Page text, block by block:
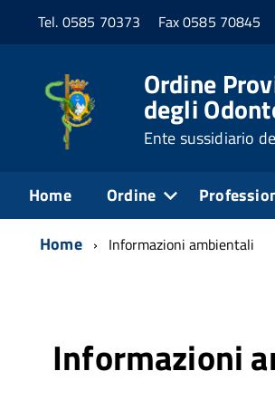
Tel. 0585 70373 Fax 0585 70845
Ordine
degli
Ente sussidiario
Home Ordine
Home Informazioni ambientali
Informazioni